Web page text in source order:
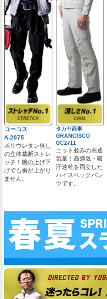
コーコス
A-2075
ポリウレタン無し
の立体裁断ストレ
ッチ！腕の上げ下
げでも裾が上がり
ません。
タカヤ商事
GRANCISCO
GC2711
ニット並みの高通
気量！高通気・吸
汗速乾を両立した
ハイスペックパン
ツです。